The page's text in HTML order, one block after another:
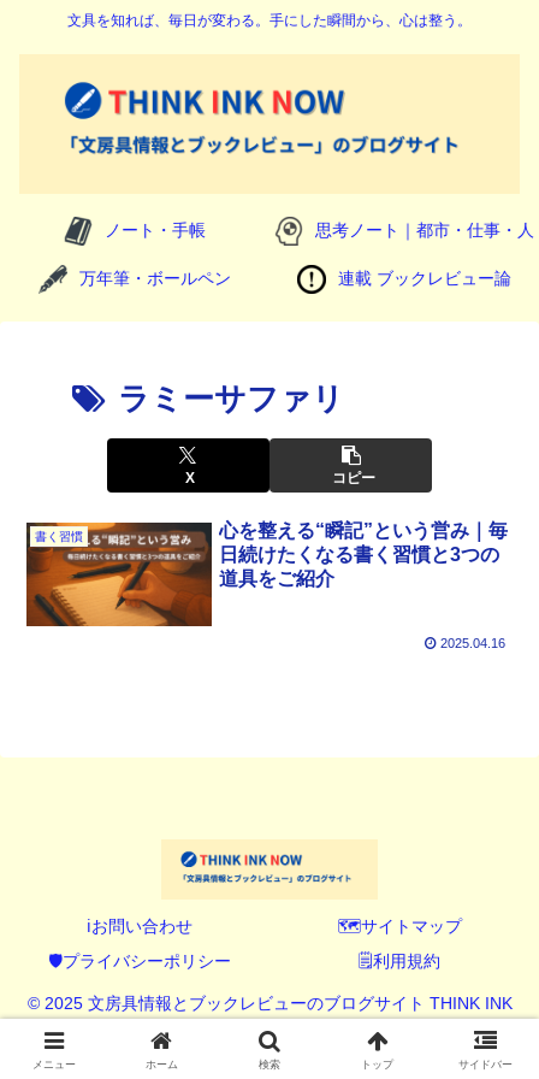
文具を知れば、毎日が変わる。手にした瞬間から、心は整う。
ノート・手帳 思考ノート｜都市・仕事・人
万年筆・ボールペン 連載 ブックレビュー論
ラミーサファリ
X コピー
書く習慣
心を整える“瞬記”という営み｜毎
日続けたくなる書く習慣と3つの
道具をご紹介
2025.04.16
ℹ️お問い合わせ
🗺️サイトマップ
🛡️プライバシーポリシー
🗒️利用規約
© 2025 文房具情報とブックレビューのブログサイト THINK INK
NOW (シンク インク ナウ).
メニュー ホーム 検索 トップ サイドバー